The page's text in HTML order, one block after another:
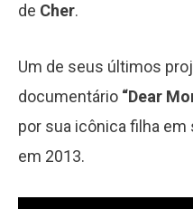
de Cher.
Um de seus últimos
documentário “Dear
por sua icônica filha
em 2013.